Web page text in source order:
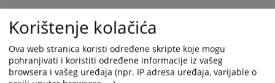
Korištenje kolačića
Ova web stranica koristi određene skripte koje mogu
pohranjivati i koristiti određene informacije iz vašeg
browsera i vašeg uređaja (npr. IP adresa uređaja, varijable o